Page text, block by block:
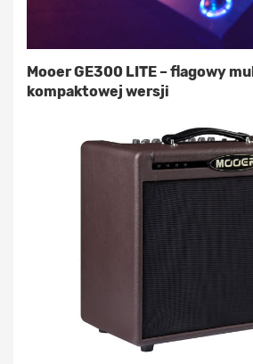
Mooer GE300 LITE – flagowy
kompaktowej wersji